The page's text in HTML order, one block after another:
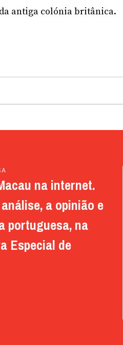
antiga colónia britânica.
na internet.
a opinião e
portuguesa, na
Especial de